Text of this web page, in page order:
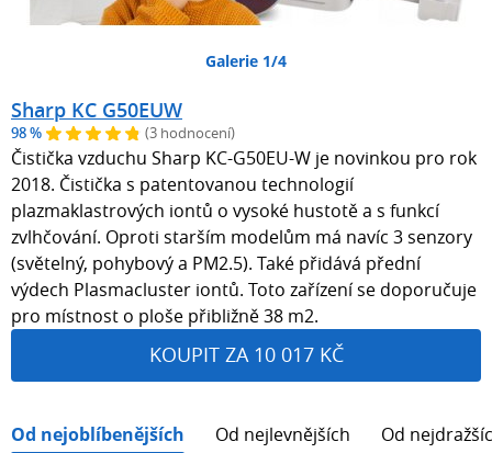
Galerie 1/4
Sharp KC G50EUW
98 % (3 hodnocení)
Čistička vzduchu Sharp KC-G50EU-W je novinkou pro rok
2018. Čistička s patentovanou technologií
plazmaklastrových iontů o vysoké hustotě a s funkcí
zvlhčování. Oproti starším modelům má navíc 3 senzory
(světelný, pohybový a PM2.5). Také přidává přední
výdech Plasmacluster iontů. Toto zařízení se doporučuje
pro místnost o ploše přibližně 38 m2.
KOUPIT ZA 10 017 KČ
Od nejoblíbenějších Od nejlevnějších Od